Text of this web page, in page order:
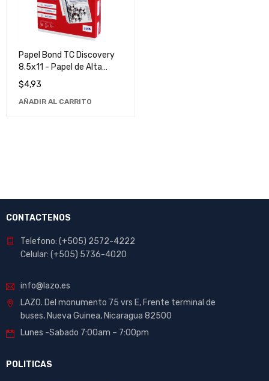
Papel Bond TC Discovery
8.5x11 - Papel de Alta
Calidad para Impresión y
Dibujo
$4,93
AÑADIR AL CARRITO
CONTACTENOS
Telefono: (+505) 2572-4222
Celular: (+505) 5736-4020
info@lazo.es
LAZO. Del monumento 75 vrs E, Frente terminal de
buses, Nueva Guinea, Nicaragua 82500
Lunes -Sabado 7:00am – 7:00pm
POLITICAS